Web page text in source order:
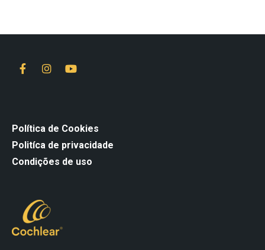
Política de Cookies
Politíca de privacidade
Condições de uso